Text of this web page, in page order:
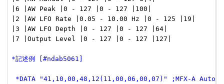
|6 |AW Peak |0 - 127 |0 - 127 |100|
|2 |AW LFO Rate |0.05 - 10.00 Hz |0 - 125 |19|
|3 |AW LFO Depth |0 - 127 |0 - 127 |64|
|7 |Output Level |0 - 127 |0 - 127 |127|
*記述例 [#ndab5061]
*DATA "41,10,00,48,12(11,00,06,00,07)" ;MFX-A Auto